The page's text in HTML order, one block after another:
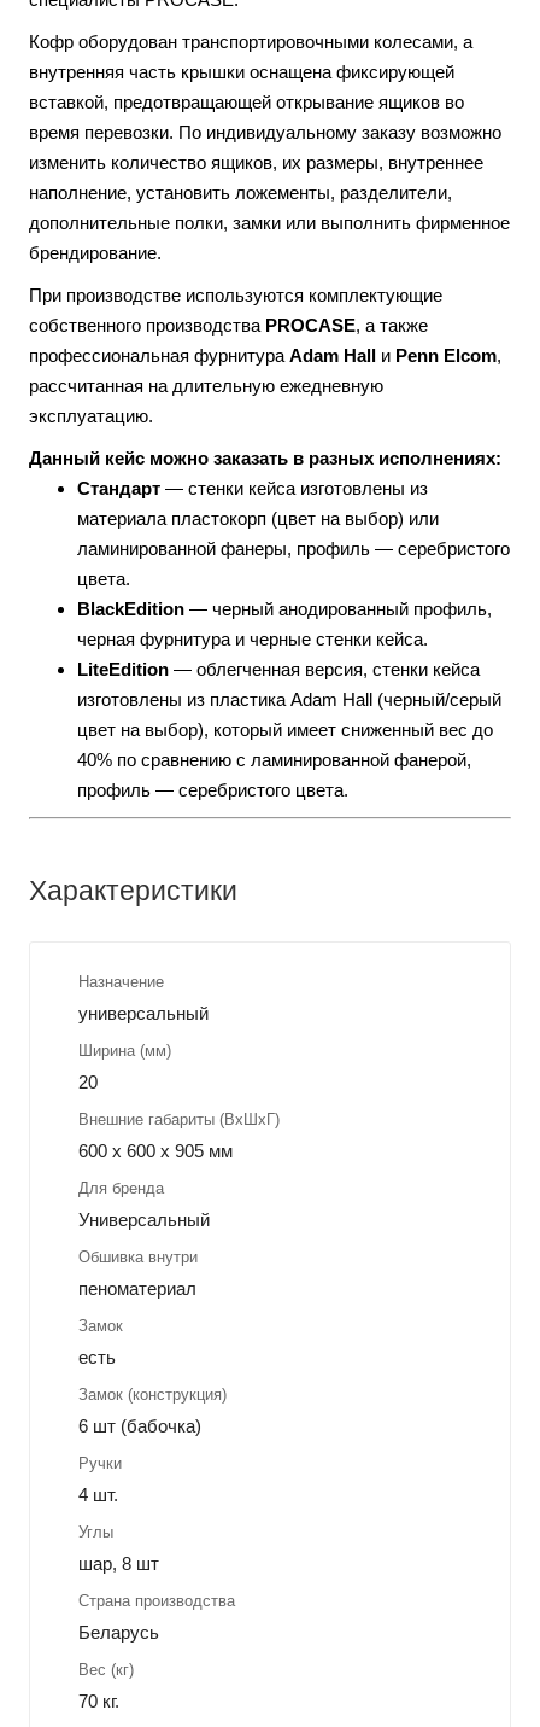
Кофр оборудован транспортировочными колесами, а
внутренняя часть крышки оснащена фиксирующей
вставкой, предотвращающей открывание ящиков во
время перевозки. По индивидуальному заказу возможно
изменить количество ящиков, их размеры, внутреннее
наполнение, установить ложементы, разделители,
дополнительные полки, замки или выполнить фирменное
брендирование.
При производстве используются комплектующие
собственного производства PROCASE, а также
профессиональная фурнитура Adam Hall и Penn Elcom,
рассчитанная на длительную ежедневную
эксплуатацию.
Данный кейс можно заказать в разных исполнениях:
Стандарт — стенки кейса изготовлены из
материала пластокорп (цвет на выбор) или
ламинированной фанеры, профиль — серебристого
цвета.
BlackEdition — черный анодированный профиль,
черная фурнитура и черные стенки кейса.
LiteEdition — облегченная версия, стенки кейса
изготовлены из пластика Adam Hall (черный/серый
цвет на выбор), который имеет сниженный вес до
40% по сравнению с ламинированной фанерой,
профиль — серебристого цвета.
Характеристики
Назначение
универсальный
Ширина (мм)
20
Внешние габариты (ВхШхГ)
600 x 600 x 905 мм
Для бренда
Универсальный
Обшивка внутри
пеноматериал
Замок
есть
Замок (конструкция)
6 шт (бабочка)
Ручки
4 шт.
Углы
шар, 8 шт
Страна производства
Беларусь
Вес (кг)
70 кг.